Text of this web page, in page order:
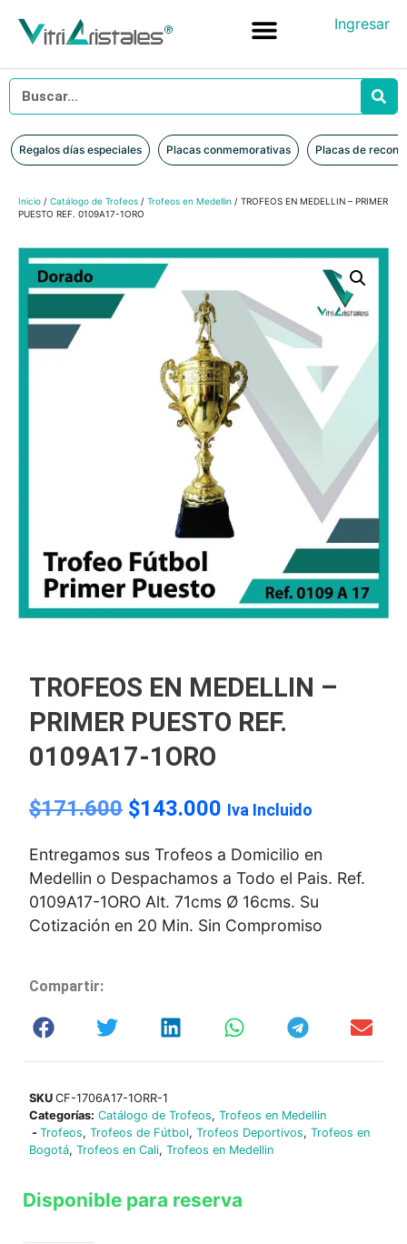
Ingresar
Regalos días especiales Placas conmemorativas Placas de
Inicio / Catálogo de Trofeos / Trofeos en Medellin / TROFEOS EN MEDELLIN – PRIMER
PUESTO REF. 0109A17-1ORO
TROFEOS EN MEDELLIN –
PRIMER PUESTO REF.
0109A17-1ORO
$171.600 $143.000 Iva Incluido
Entregamos sus Trofeos a Domicilio en
Medellin o Despachamos a Todo el Pais. Ref.
0109A17-1ORO Alt. 71cms Ø 16cms. Su
Cotización en 20 Min. Sin Compromiso
Compartir:
SKU CF-1706A17-1ORR-1
Categorías: Catálogo de Trofeos, Trofeos en Medellin
- Trofeos, Trofeos de Fútbol, Trofeos Deportivos, Trofeos en
Bogotá, Trofeos en Cali, Trofeos en Medellin
Disponible para reserva